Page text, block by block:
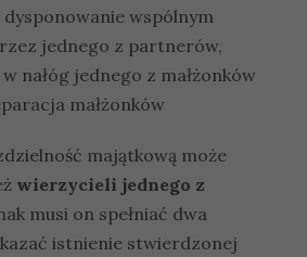
wspólnym
jednego z partnerów,
nałóg jednego z małżonków
małżonków
majątkową może
wierzycieli jednego z
musi on spełniać dwa
istnienie stwierdzonej